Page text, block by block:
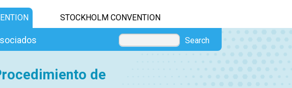
STOCKHOLM CONVENTION
Search
de